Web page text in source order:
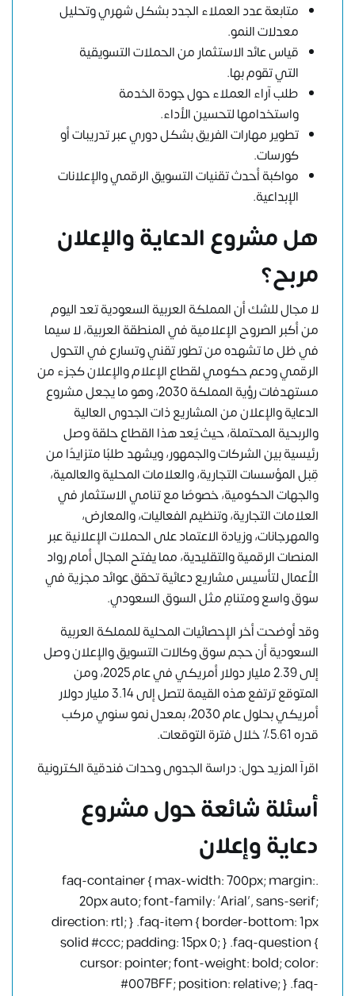
متابعة عدد العملاء الجدد بشكل شهري وتحليل
معدلات النمو.
قياس عائد الاستثمار من الحملات التسويقية
التي تقوم بها.
طلب آراء العملاء حول جودة الخدمة
واستخدامها لتحسين الأداء.
تطوير مهارات الفريق بشكل دوري عبر تدريبات أو
كورسات.
مواكبة أحدث تقنيات التسويق الرقمي والإعلانات
الإبداعية.
هل مشروع الدعاية والإعلان
مربح؟
لا مجال للشك أن المملكة العربية السعودية تعد اليوم
من أكبر الصروح الإعلامية في المنطقة العربية، لا سيما
في ظل ما تشهده من تطور تقني وتسارع في التحول
الرقمي ودعم حكومي لقطاع الإعلام والإعلان كجزء من
مستهدفات رؤية المملكة 2030، وهو ما يجعل مشروع
الدعاية والإعلان من المشاريع ذات الجدوى العالية
والربحية المحتملة، حيث يُعد هذا القطاع حلقة وصل
رئيسية بين الشركات والجمهور، ويشهد طلبًا متزايدًا من
قِبل المؤسسات التجارية، والعلامات المحلية والعالمية،
والجهات الحكومية، خصوصًا مع تنامي الاستثمار في
العلامات التجارية، وتنظيم الفعاليات، والمعارض،
والمهرجانات، وزيادة الاعتماد على الحملات الإعلانية عبر
المنصات الرقمية والتقليدية، مما يفتح المجال أمام رواد
الأعمال لتأسيس مشاريع دعائية تحقق عوائد مجزية في
سوق واسع ومتنامٍ مثل السوق السعودي.
وقد أوضحت أخر الإحصائيات المحلية للمملكة العربية
السعودية أن حجم سوق وكالات التسويق والإعلان وصل
إلى 2.39 مليار دولار أمريكي في عام 2025، ومن
المتوقع ترتفع هذه القيمة لتصل إلى 3.14 مليار دولار
أمريكي بحلول عام 2030، بمعدل نمو سنوي مركب
قدره 5.61٪ خلال فترة التوقعات.
اقرآ المزيد حول:دراسة الجدوى وحدات فندقية الكترونية
أسئلة شائعة حول مشروع
دعاية وإعلان
.faq-container { max-width: 700px; margin:
20px auto; font-family: ‘Arial’, sans-serif;
direction: rtl; } .faq-item { border-bottom: 1px
solid #ccc; padding: 15px 0; } .faq-question {
cursor: pointer; font-weight: bold; color:
#007BFF; position: relative; } .faq-